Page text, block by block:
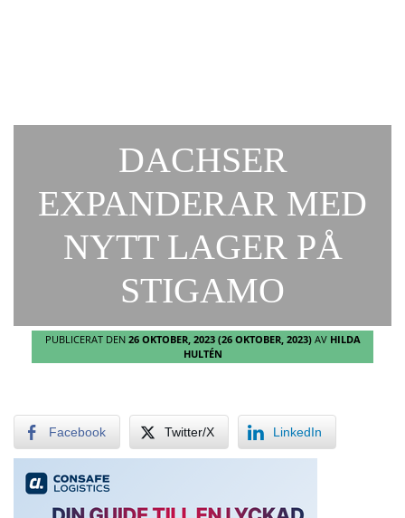
DACHSER
EXPANDERAR MED
NYTT LAGER PÅ
STIGAMO
PUBLICERAT DEN 26 OKTOBER, 2023(26 OKTOBER, 2023) AV HILDA
HULTÉN
Facebook Twitter/X LinkedIn